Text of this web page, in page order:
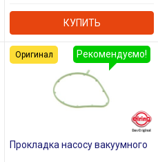
КУПИТЬ
Прокладка насосу вакуумного
Рекомендуємо!
Оригинал